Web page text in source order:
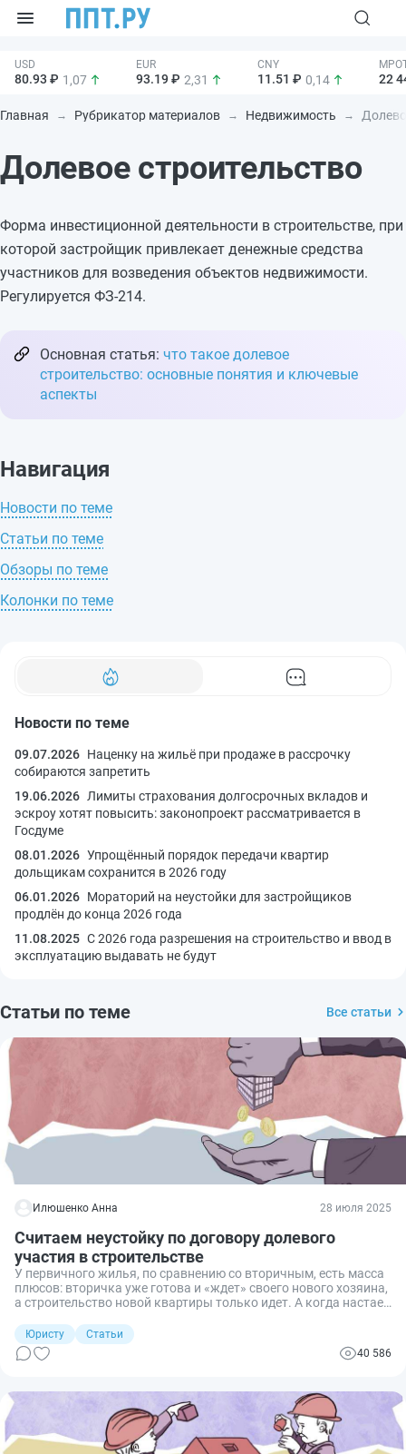
80.93 ₽ 1,07 93.19 ₽ 2,31 11.51 ₽ 0,14 22
Главная Рубрикатор материалов Недвижимость
Долевое строительство
Форма инвестиционной деятельности в строительстве, при
которой застройщик привлекает денежные средства
участников для возведения объектов недвижимости.
Регулируется ФЗ-214.
Основная статья: что такое долевое
строительство: основные понятия и ключевые
аспекты
Новости по теме
09.07.2026 Наценку на жильё при продаже в рассрочку
собираются запретить
19.06.2026 Лимиты страхования долгосрочных вкладов и
эскроу хотят повысить: законопроект рассматривается в
Госдуме
08.01.2026 Упрощённый порядок передачи квартир
дольщикам сохранится в 2026 году
06.01.2026 Мораторий на неустойки для застройщиков
продлён до конца 2026 года
11.08.2025 С 2026 года разрешения на строительство и ввод в
эксплуатацию выдавать не будут
Статьи по теме Все статьи
Илюшенко Анна 28 июля 2025
Считаем неустойку по договору долевого
участия в строительстве
У первичного жилья, по сравнению со вторичным, есть масса
плюсов: вторичка уже готова и «ждет» своего нового хозяина,
а строительство новой квартиры только идет. А когда настает
новоселы видят вместо нового жилья продолжающуюся
стройку. «Подождите немного», — говорит застройщик. Что
делать — подождем, но за неустойкой по ДДУ обратимся.
физлица.
Юристу
Статьи
40 586
Навигация
Новости по теме
Статьи по теме
Обзоры по теме
Колонки по теме